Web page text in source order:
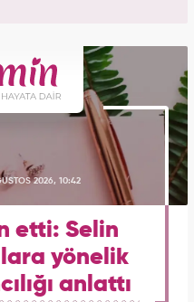
2026, 10:42
etti: Selin
yönelik
anlattı